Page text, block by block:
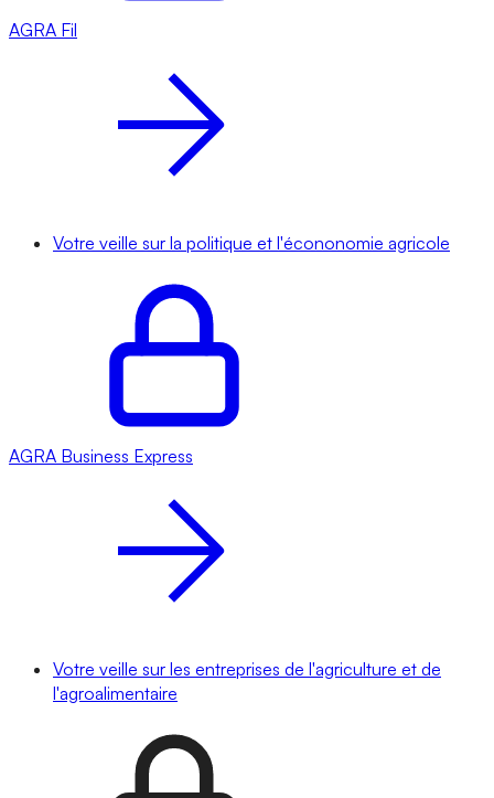
AGRA Fil
Votre veille sur la politique et l'écononomie agricole
AGRA Business Express
Votre veille sur les entreprises de l'agriculture et de
l'agroalimentaire